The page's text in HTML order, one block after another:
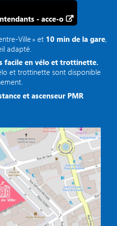
- acce-o
» et 10 min de la gare,
adapté.
facile en vélo et trottinette.
et trottinette sont disponible
et ascenseur PMR